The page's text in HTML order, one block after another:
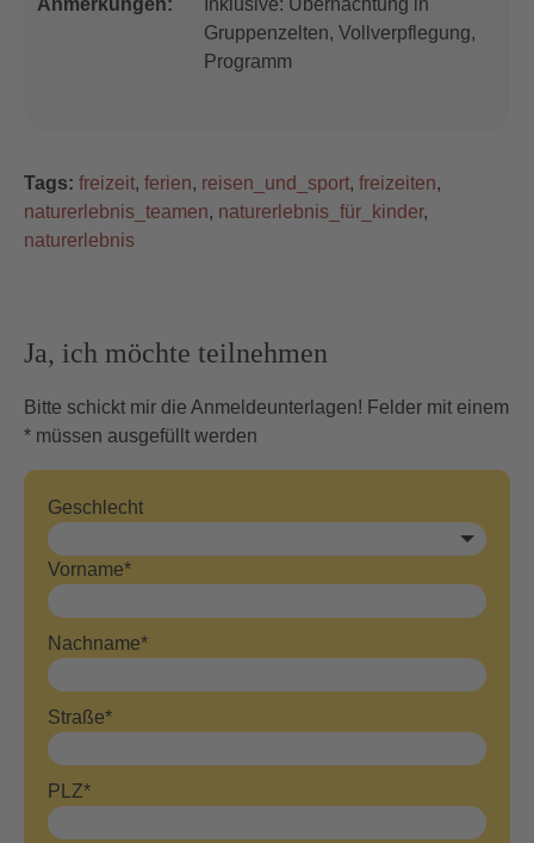
Anmerkungen:
Inklusive: Übernachtung in
Gruppenzelten, Vollverpflegung,
Programm
Tags: freizeit, ferien, reisen_und_sport, freizeiten,
naturerlebnis_teamen, naturerlebnis_für_kinder,
naturerlebnis
Ja, ich möchte teilnehmen
Bitte schickt mir die Anmeldeunterlagen! Felder mit einem
* müssen ausgefüllt werden
Geschlecht
Vorname*
Nachname*
Straße*
PLZ*